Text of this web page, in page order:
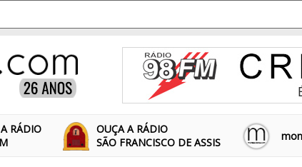
RÁDIO
OUÇA A RÁDIO
SÃO FRANCISCO DE ASSIS